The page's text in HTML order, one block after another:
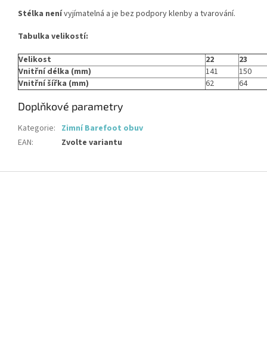
Stélka nenívyjímatelná a je bez podpory klenby a tvarování.
Tabulka velikostí:
Velikost
22
23
Vnitřní délka (mm)
141
150
Vnitřní šířka (mm)
62 64
Doplňkové parametry
Kategorie: Zimní Barefoot obuv
EAN: Zvolte variantu